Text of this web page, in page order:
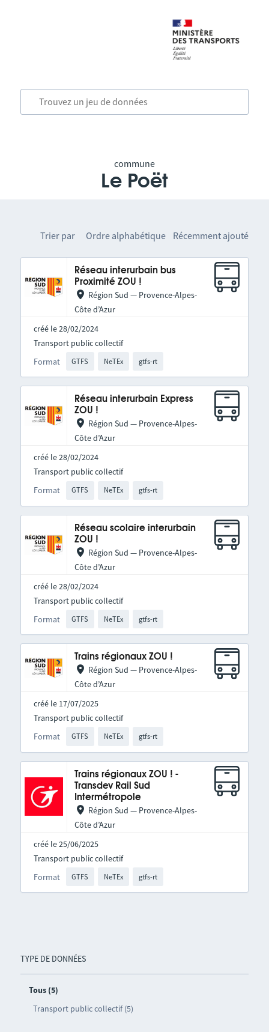
commune
Le Poët
TYPE DE DONNÉES
Tous (5)
Transport public collectif (5)
Trier par Ordre alphabétique Récemment ajouté
Réseau interurbain bus
Proximité ZOU !
Région Sud — Provence-Alpes-
Côte d’Azur
créé le 28/02/2024
Format GTFS NeTEx gtfs-rt
Transport public collectif
Réseau interurbain Express
ZOU !
Région Sud — Provence-Alpes-
Côte d’Azur
créé le 28/02/2024
Format GTFS NeTEx gtfs-rt
Transport public collectif
Réseau scolaire interurbain
ZOU !
Région Sud — Provence-Alpes-
Côte d’Azur
créé le 28/02/2024
Format GTFS NeTEx gtfs-rt
Transport public collectif
Trains régionaux ZOU !
Région Sud — Provence-Alpes-
Côte d’Azur
créé le 17/07/2025
Format GTFS NeTEx gtfs-rt
Transport public collectif
Trains régionaux ZOU ! -
Transdev Rail Sud
Intermétropole
Région Sud — Provence-Alpes-
Côte d’Azur
créé le 25/06/2025
Format GTFS NeTEx gtfs-rt
Transport public collectif